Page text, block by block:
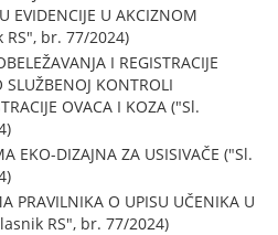
EVIDENCIJE U AKCIZNOM
RS", br. 77/2024)
I REGISTRACIJE
KONTROLI
OVACA I KOZA ("Sl.
EKO-DIZAJNA ZA USISIVAČE ("Sl.
PRAVILNIKA O UPISU UČENIKA U
RS", br. 77/2024)